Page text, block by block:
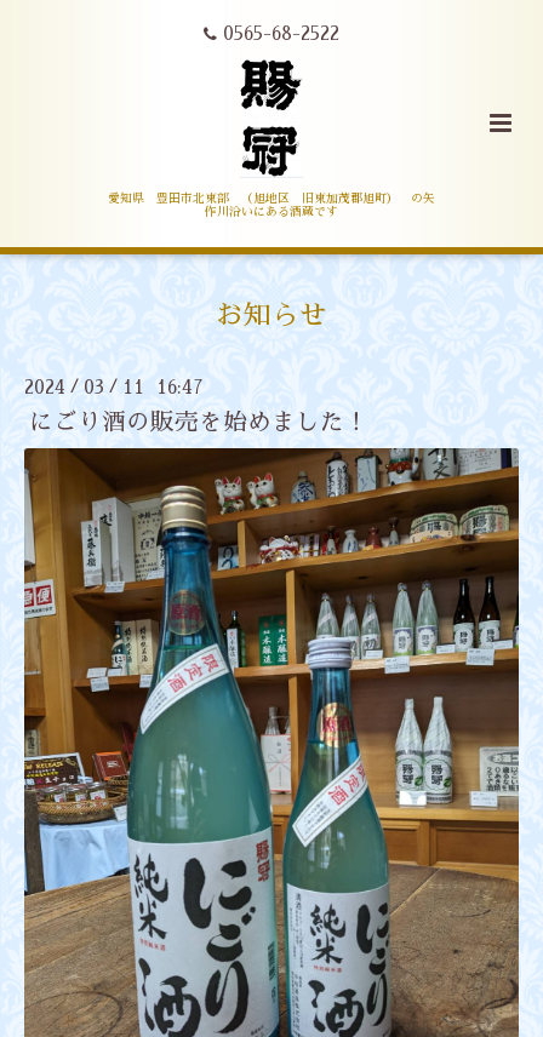
0565-68-2522
愛知県 豊田市北東部 （旭地区 旧東加茂郡旭町） の矢
作川沿いにある酒蔵です
お知らせ
2024 / 03 / 11 16:47
にごり酒の販売を始めました！